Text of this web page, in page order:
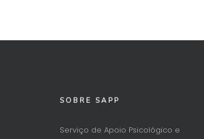
SOBRE SAPP
Serviço de Apoio Psicológico e